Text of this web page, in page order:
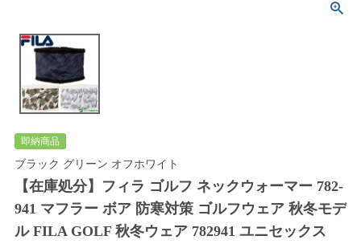
即納商品
ブラック グリーン オフホワイト
【在庫処分】フィラ ゴルフ ネックウォーマー 782-
941 マフラー ボア 防寒対策 ゴルフウェア 秋冬モデ
ル FILA GOLF 秋冬ウェア 782941 ユニセックス